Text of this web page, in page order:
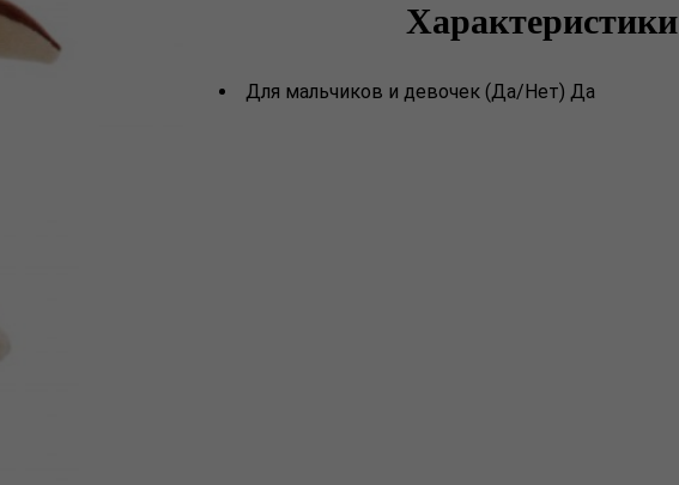
Характеристики
Для мальчиков и девочек (Да/Нет) Да